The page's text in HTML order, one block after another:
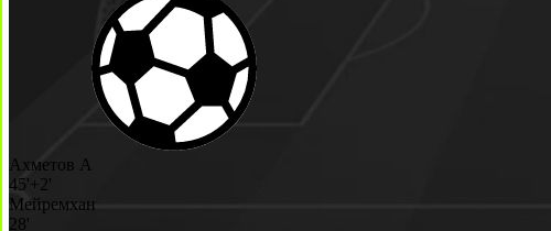
Ахметов А
45'+2'
Мейремхан
28'